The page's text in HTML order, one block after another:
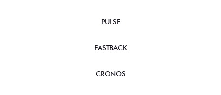
PULSE
FASTBACK
CRONOS